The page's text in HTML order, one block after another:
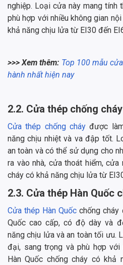
nghiệp. Loại cửa này mang tính
phù hợp với nhiều không gian
khả năng chịu lửa từ EI30 đến
>>> Xem thêm: Top 100 mẫu
hành nhất hiện nay
2.2. Cửa thép chống cháy
Cửa thép chống cháy được
năng chịu nhiệt và va đập tốt.
an toàn và có thể sử dụng cho
ra vào nhà, cửa thoát hiểm, cửa
cháy có khả năng chịu lửa từ
2.3. Cửa thép Hàn Quốc
Cửa thép Hàn Quốc chống
Quốc cao cấp, có độ dày và
năng chịu lửa và an toàn tối ưu.
đại, sang trọng và phù hợp với
Hàn Quốc chống cháy có